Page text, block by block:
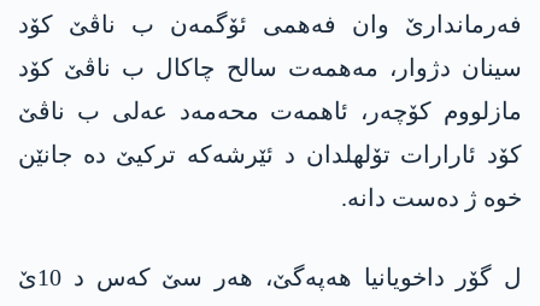
فەرماندارێ وان فەهمی ئۆگمەن ب ناڤێ کۆد
سینان دژوار، مەهمەت سالح چاکال ب ناڤێ کۆد
مازلووم کۆچەر، ئاهمەت محه‌مه‌د عه‌لی ب ناڤێ
کۆد ئارارات تۆلهلدان د ئێرشەکە ترکیێ دە جانێن
خوە ژ دەست دانە.
ل گۆر داخویانیا هه‌په‌گێ، هەر سێ کەس د 10ێ